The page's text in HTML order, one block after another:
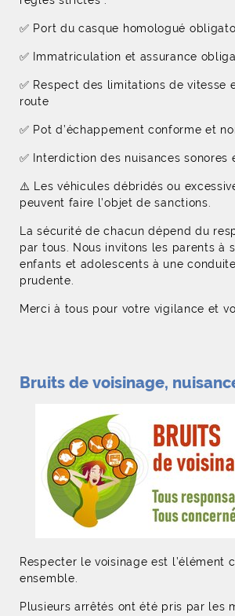
✅ Port du casque homologué
✅ Immatriculation et assurance
✅ Respect des limitations de vitesse
route
✅ Pot d’échappement conforme et
✅ Interdiction des nuisances sonores
⚠️ Les véhicules débridés ou
peuvent faire l’objet de sanctions.
La sécurité de chacun dépend du
par tous. Nous invitons les parents à
enfants et adolescents à une
prudente.
Merci à tous pour votre vigilance et
Bruits de voisinage,
Respecter le voisinage est l’élément
ensemble.
Plusieurs arrêtés ont été pris par les